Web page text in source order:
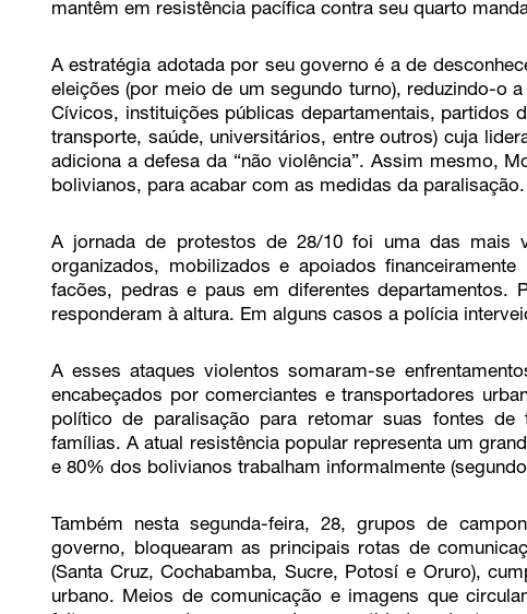
mantêm em resistência pacífica contra seu quarto
A estratégia adotada por seu governo é a de
eleições (por meio de um segundo turno), reduzindo-o
Cívicos, instituições públicas departamentais, partidos
transporte, saúde, universitários, entre outros) cuja
adiciona a defesa da “não violência”. Assim mesmo,
bolivianos, para acabar com as medidas da paralisação.
A jornada de protestos de 28/10 foi uma das mais
organizados, mobilizados e apoiados
facões, pedras e paus em diferentes departamentos.
responderam à altura. Em alguns casos a polícia
A esses ataques violentos somaram-se
encabeçados por comerciantes e transportadores
político de paralisação para retomar suas fontes
famílias. A atual resistência popular representa um
e 80% dos bolivianos trabalham informalmente
Também nesta segunda-feira, 28, grupos de
governo, bloquearam as principais rotas de
(Santa Cruz, Cochabamba, Sucre, Potosí e Oruro),
urbano. Meios de comunicação e imagens que